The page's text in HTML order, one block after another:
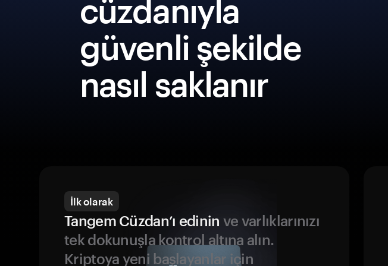
cüzdanıyla
güvenli şekilde
nasıl saklanır
İlk olarak
Tangem Cüzdan’ı edinin ve varlıklarınızı
tek dokunuşla kontrol altına alın.
Kriptoya yeni başlayanlar için